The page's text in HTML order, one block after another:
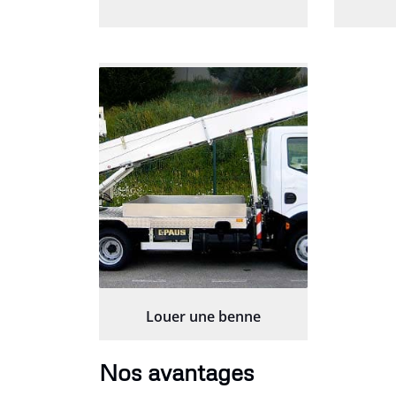
Louer une benne
Nos avantages